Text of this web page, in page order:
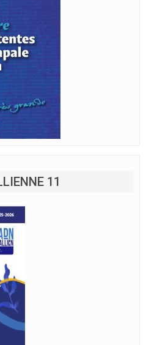
11